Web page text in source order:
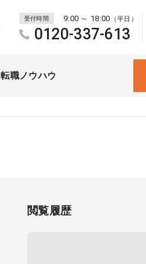
受付時間 9:00 ～ 18:00 （平日）
0120-337-613
転職ノウハウ
閲覧履歴